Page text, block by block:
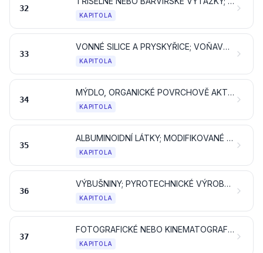
32
KAPITOLA
33
VONNÉ SILICE A PRYSKYŘICE; VOŇAVKÁŘSKÉ, KOSMETICKÉ NEBO TOALETNÍ PŘÍPRAVKY
KAPITOLA
34
MÝDLO, ORGANICKÉ POVRCHOVĚ AKTIVNÍ PROSTŘEDKY, PRACÍ PROSTŘEDKY, MAZACÍ PROSTŘEDKY, UMĚLÉ VOSKY, PŘIPRAVENÉ VOSKY, LEŠTICÍ NEBO CÍDICÍ PŘÍPRAVKY, SVÍČKY A PODOBNÉ VÝROBKY, MODELOVACÍ PASTY, „DENTÁLNÍ VOSKY“ A DENTÁLNÍ PŘÍPRAVKY NA BÁZI SÁDRY
KAPITOLA
35
ALBUMINOIDNÍ LÁTKY; MODIFIKOVANÉ ŠKROBY; KLIHY; ENZYMY
KAPITOLA
36
VÝBUŠNINY; PYROTECHNICKÉ VÝROBKY; ZÁPALKY; PYROFORICKÉ SLITINY; NĚKTERÉ HOŘLAVÉ PŘÍPRAVKY
KAPITOLA
37
FOTOGRAFICKÉ NEBO KINEMATOGRAFICKÉ ZBOŽÍ
KAPITOLA